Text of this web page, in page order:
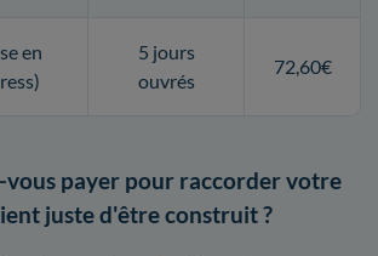
en
5 jours
ouvrés
72,60€
vous payer pour raccorder votre
juste d'être construit ?